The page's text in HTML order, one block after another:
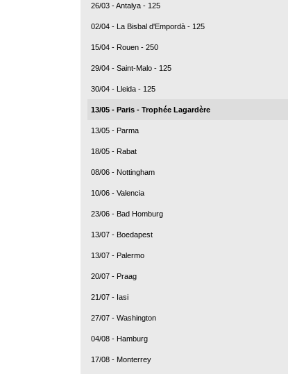
26/03 - Antalya - 125
02/04 - La Bisbal d'Empordà - 125
15/04 - Rouen - 250
29/04 - Saint-Malo - 125
30/04 - Lleida - 125
13/05 - Paris - Trophée Lagardère
13/05 - Parma
18/05 - Rabat
08/06 - Nottingham
10/06 - Valencia
23/06 - Bad Homburg
13/07 - Boedapest
13/07 - Palermo
20/07 - Praag
21/07 - Iasi
27/07 - Washington
04/08 - Hamburg
17/08 - Monterrey